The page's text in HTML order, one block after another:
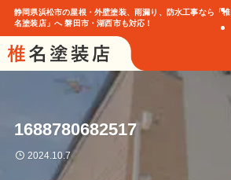
静岡県浜松市の屋根・外壁塗装、雨漏り、防水工事なら「椎
名塗装店」へ 磐田市・湖西市も対応！
1688780682517
2024.10.7